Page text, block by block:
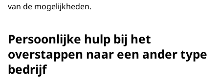
van de mogelijkheden.
Persoonlijke hulp bij het
overstappen naar een ander type
bedrijf